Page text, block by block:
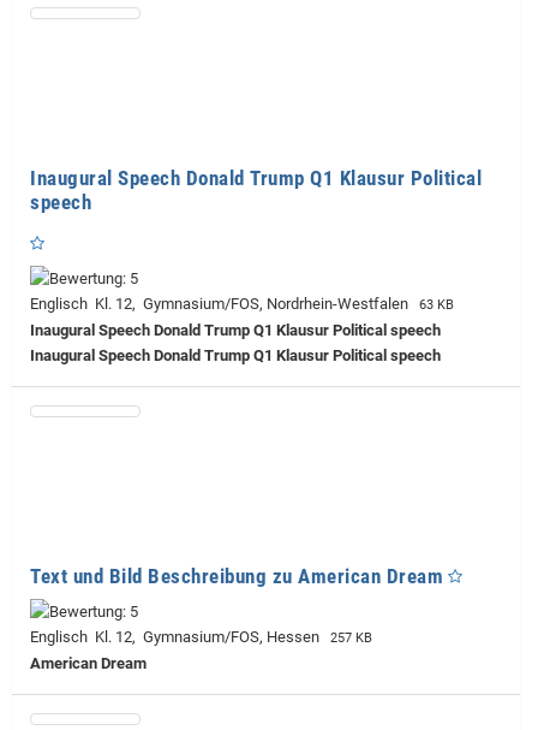
Inaugural Speech Donald Trump Q1 Klausur Political
speech
Englisch Kl. 12, Gymnasium/FOS, Nordrhein-Westfalen 63 KB
Inaugural Speech Donald Trump Q1 Klausur Political speech
Inaugural Speech Donald Trump Q1 Klausur Political speech
Text und Bild Beschreibung zu American Dream
Englisch Kl. 12, Gymnasium/FOS, Hessen 257 KB
American Dream